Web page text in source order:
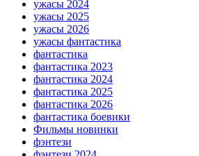
ужасы 2024
ужасы 2025
ужасы 2026
ужасы фантастика
фантастика
фантастика 2023
фантастика 2024
фантастика 2025
фантастика 2026
фантастика боевики
Фильмы новинки
фэнтези